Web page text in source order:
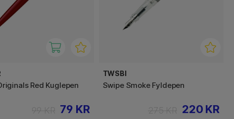
Red Kuglepen
79 KR
TWSBI
Swipe Smoke Fyldepen
220 KR